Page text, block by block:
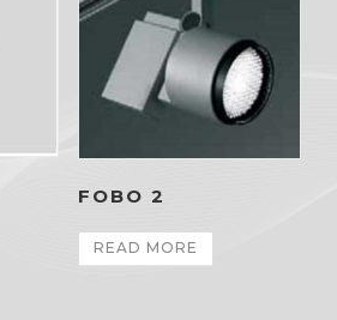
FOBO 2
READ MORE